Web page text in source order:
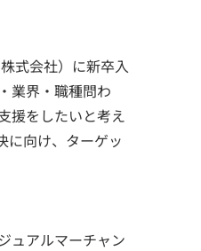
式会社）に新卒入
業界・職種問わ
援をしたいと考え
に向け、ターゲッ
ュアルマーチャン